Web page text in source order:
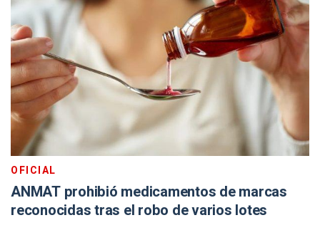
OFICIAL
ANMAT prohibió medicamentos de marcas
reconocidas tras el robo de varios lotes